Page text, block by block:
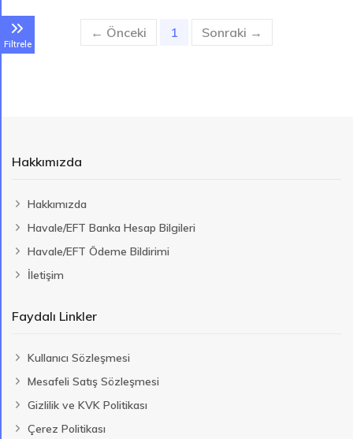
Filtrele
← Önceki 1 (current)
Sonraki →
Hakkımızda
Hakkımızda
Havale/EFT Banka Hesap Bilgileri
Havale/EFT Ödeme Bildirimi
İletişim
Faydalı Linkler
Kullanıcı Sözleşmesi
Mesafeli Satış Sözleşmesi
Gizlilik ve KVK Politikası
Çerez Politikası